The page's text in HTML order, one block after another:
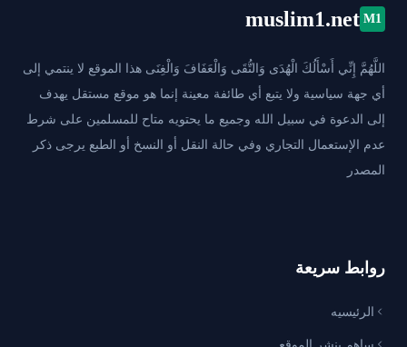
M1
muslim1.net
اللَّهُمَّ إِنِّي أَسْأَلُكَ الْهُدَى وَالتُّقَى وَالْعَفَافَ وَالْغِنَى هذا الموقع لا ينتمي إلى
أي جهة سياسية ولا يتبع أي طائفة معينة إنما هو موقع مستقل يهدف
إلى الدعوة في سبيل الله وجميع ما يحتويه متاح للمسلمين على شرط
عدم الإستعمال التجاري وفي حالة النقل أو النسخ أو الطبع يرجى ذكر
المصدر
روابط سريعة
الرئيسيه